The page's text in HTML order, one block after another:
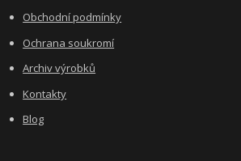
Obchodní podmínky
Ochrana soukromí
Archiv výrobků
Kontakty
Blog